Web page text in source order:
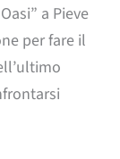
a Pieve
per fare il